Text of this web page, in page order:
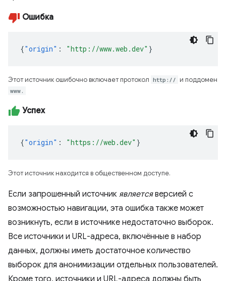
Ошибка
{"origin" : "http://www.web.dev" }
Этот источник ошибочно включает протокол http:// и поддомен
www.
Успех
{"origin" : "https://web.dev" }
Этот источник находится в общественном доступе.
Если запрошенный источник являетсяверсией с
возможностью навигации, эта ошибка также может
возникнуть, если в источнике недостаточно выборок.
Все источники и URL-адреса, включённые в набор
данных, должны иметь достаточное количество
выборок для анонимизации отдельных пользователей.
Кроме того, источники и URL-адреса должны быть